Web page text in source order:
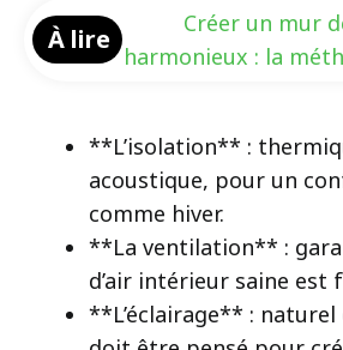
À lire
Créer un mur
harmonieux : la
**L’isolation** :
acoustique, pour un
comme hiver.
**La ventilation** :
d’air intérieur saine est
**L’éclairage** :